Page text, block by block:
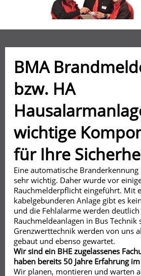
BMA
bzw. HA
wichtige
für Ihre
Eine automatische
sehr wichtig. Daher wurde vor
Rauchmelderpflicht eingeführt. Mit
kabelgebunderen Anlage gibt es
und die Fehlalarme werden
Rauchmeldeanlagen in Bus Technik
Grenzwerttechnik werden von uns
gebaut und ebenso gewartet.
Wir sind ein BHE zugelassenes
haben bereits 50 Jahre Erfahrung
Wir planen, montieren und warten